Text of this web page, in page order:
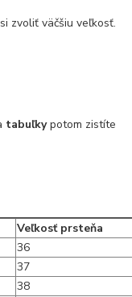
zvoliť väčšiu veľkosť.
tabuľkypotom zistíte
Veľkosť prsteňa
36
37
38